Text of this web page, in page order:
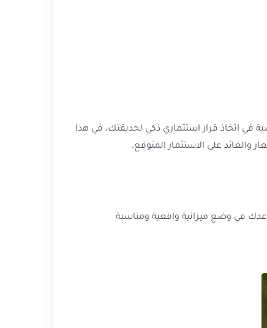
في اتخاذ قرار استثماري ذكي لحديقتك. في هذا
والعائد على الاستثمار المتوقع.
في وضع ميزانية واقعية ومناسبة